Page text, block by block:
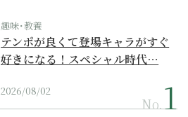
趣味･教養
テンポが良くて登場キャラがすぐ
好きになる！スペシャル時代…
2026/08/02
No.